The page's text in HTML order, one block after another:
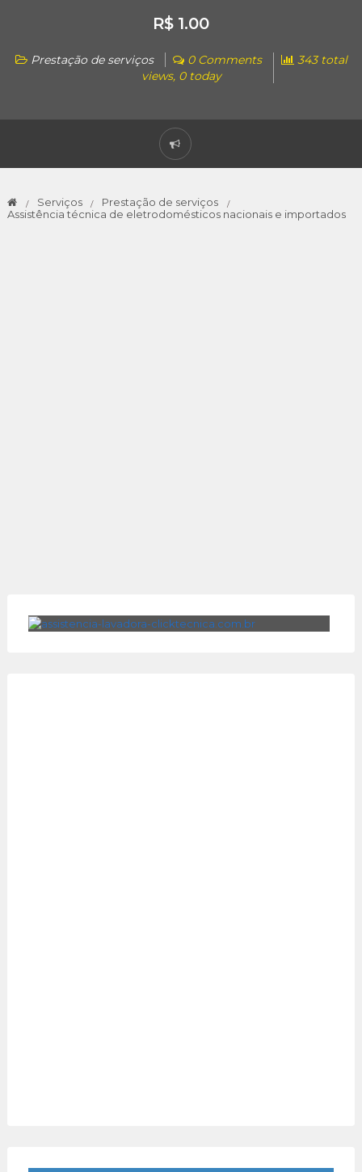
R$ 1.00
Prestação de serviços 0 Comments
343 total
views, 0 today
Serviços
Prestação de serviços
Assistência técnica de eletrodomésticos nacionais e importados